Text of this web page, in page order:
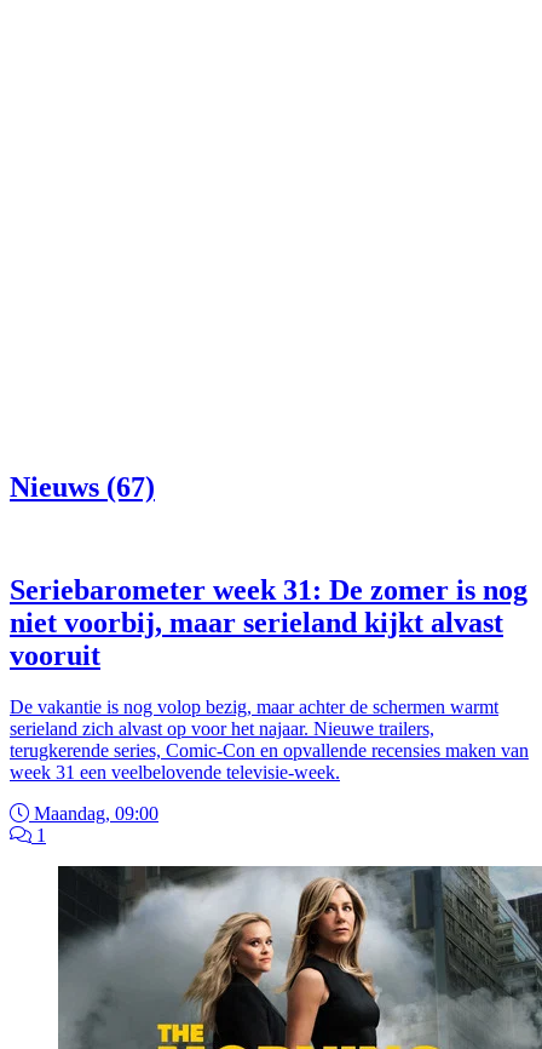
Nieuws (67)
Seriebarometer week 31: De zomer is nog
niet voorbij, maar serieland kijkt alvast
vooruit
De vakantie is nog volop bezig, maar achter de schermen warmt
serieland zich alvast op voor het najaar. Nieuwe trailers,
terugkerende series, Comic-Con en opvallende recensies maken van
week 31 een veelbelovende televisie-week.
Maandag, 09:00
1